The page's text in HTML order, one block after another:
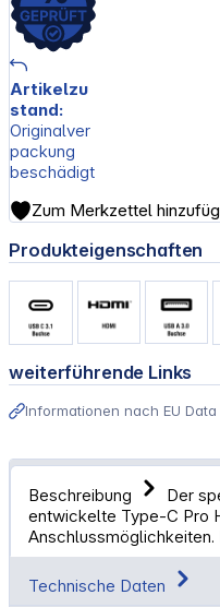
Zum Merkzettel
Artikelzu
stand:
Originalver
packung
beschädigt
Produkteigenschaften
weiterführende Links
Informationen nach EU
Beschreibung
Der
entwickelte Type-C Pro
Technische Daten